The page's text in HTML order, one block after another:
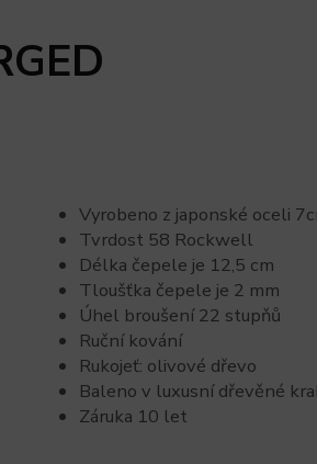
Vyrobeno z japonské oceli
Tvrdost 58 Rockwell
Délka čepele je 12,5 cm
Tloušťka čepele je 2 mm
Úhel broušení 22 stupňů
Ruční kování
Rukojeť: olivové dřevo
Baleno v luxusní dřevěné
Záruka 10 let